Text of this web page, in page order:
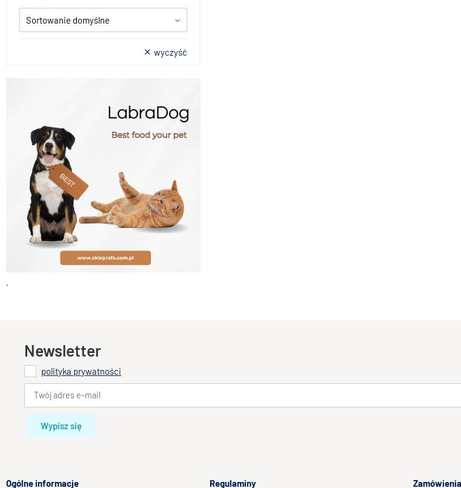
Sortowanie domyślne
wyczyść
.
Newsletter
polityka prywatności
Wypisz się
Ogólne informacje Regulaminy Zamówienia